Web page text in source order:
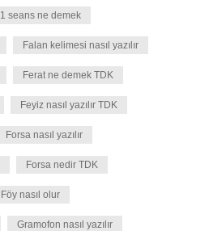
1 seans ne demek
Falan kelimesi nasıl yazılır
Ferat ne demek TDK
Feyiz nasıl yazılır TDK
Forsa nasıl yazılır
Forsa nedir TDK
Föy nasıl olur
Gramofon nasıl yazılır